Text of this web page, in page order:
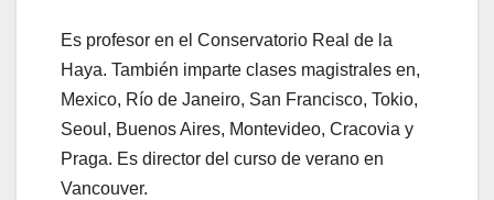
Es profesor en el Conservatorio Real de la
Haya. También imparte clases magistrales en,
Mexico, Río de Janeiro, San Francisco, Tokio,
Seoul, Buenos Aires, Montevideo, Cracovia y
Praga. Es director del curso de verano en
Vancouver.